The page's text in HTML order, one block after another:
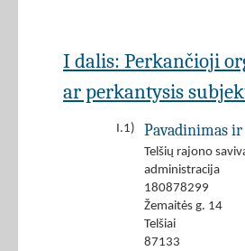
I dalis: Perkančioji
ar perkantysis
I.1) Pavadinimas ir
Telšių rajono
administracija
180878299
Žemaitės g. 14
Telšiai
87133